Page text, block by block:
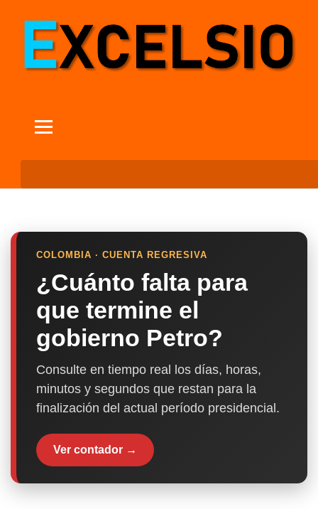
COLOMBIA · CUENTA REGRESIVA
¿Cuánto falta para
que termine el
gobierno Petro?
Consulte en tiempo real los días, horas,
minutos y segundos que restan para la
finalización del actual período presidencial.
Ver contador →